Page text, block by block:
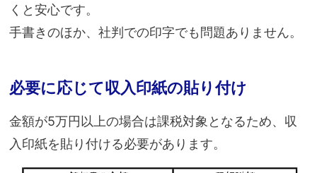
くと安心です。
手書きのほか、社判での印字でも問題ありません。
必要に応じて収入印紙の貼り付け
金額が5万円以上の場合は課税対象となるため、収
入印紙を貼り付ける必要があります。